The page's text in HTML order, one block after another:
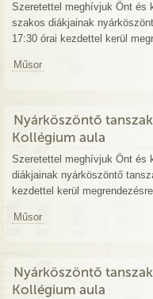
Szeretettel meghívjuk Önt és
szakos diákjainak
17:30 órai kezdettel kerül
Műsor
Nyárköszöntő
Kollégium aula
Szeretettel meghívjuk Önt és
diákjainak nyárköszöntő
kezdettel kerül
Műsor
Nyárköszöntő
Kollégium aula